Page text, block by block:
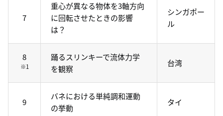
7
重心が異なる物体を3軸方向
に回転させたときの影響
は？
シンガポー
ル
8
※1
踊るスリンキーで流体力学
を観察
台湾
9
バネにおける単純調和運動
の挙動
タイ